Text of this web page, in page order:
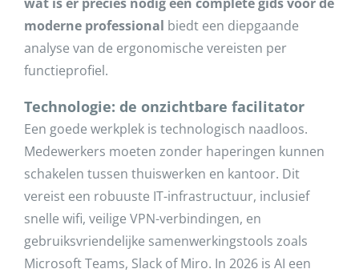
moderne professional biedt een diepgaande
analyse van de ergonomische vereisten per
functieprofiel.
Technologie: de onzichtbare facilitator
Een goede werkplek is technologisch naadloos.
Medewerkers moeten zonder haperingen kunnen
schakelen tussen thuiswerken en kantoor. Dit
vereist een robuuste IT-infrastructuur, inclusief
snelle wifi, veilige VPN-verbindingen, en
gebruiksvriendelijke samenwerkingstools zoals
Microsoft Teams, Slack of Miro. In 2026 is AI een